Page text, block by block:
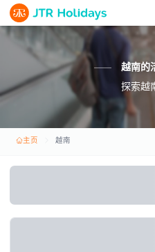
越南的
探索越
主页 越南